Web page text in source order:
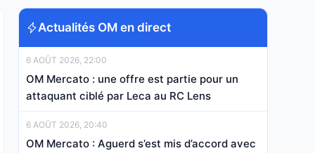
Actualités OM en direct
6 AOÛT 2026, 22:00
OM Mercato : une offre est partie pour un
attaquant ciblé par Leca au RC Lens
6 AOÛT 2026, 20:40
OM Mercato : Aguerd s’est mis d’accord avec